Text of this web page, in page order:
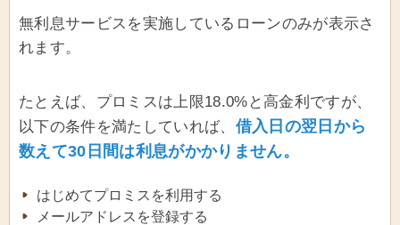
無利息サービスを実施しているローンのみが表示さ
れます。
たとえば、プロミスは上限18.0%と高金利ですが、
以下の条件を満たしていれば、 借入日の翌日から
数えて30日間は利息がかかりません。
はじめてプロミスを利用する
メールアドレスを登録する